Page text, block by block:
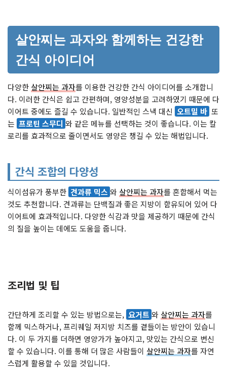
살안찌는 과자와 함께하는 건강한
간식 아이디어
다양한 살안찌는 과자를 이용한 건강한 간식 아이디어를 소개합니
다. 이러한 간식은 쉽고 간편하며, 영양성분을 고려하였기 때문에 다
이어트 중에도 즐길 수 있습니다. 일반적인 스낵 대신 오트밀 바 또
는 프로틴 스무디 와 같은 메뉴를 선택하는 것이 좋습니다. 이는 칼
로리를 효과적으로 줄이면서도 영양은 챙길 수 있는 해법입니다.
간식 조합의 다양성
식이섬유가 풍부한 견과류 믹스 와 살안찌는 과자를 혼합해서 먹는
것도 추천합니다. 견과류는 단백질과 좋은 지방이 함유되어 있어 다
이어트에 효과적입니다. 다양한 식감과 맛을 제공하기 때문에 간식
의 질을 높이는 데에도 도움을 줍니다.
조리법 및 팁
간단하게 조리할 수 있는 방법으로는, 요거트 와 살안찌는 과자를
함께 믹스하거나, 프리퀘일 저지방 치즈를 곁들이는 방안이 있습니
다. 이 두 가지를 더하면 영양가가 높아지고, 맛있는 간식으로 변신
할 수 있습니다. 이를 통해 더 많은 사람들이 살안찌는 과자를 자연
스럽게 활용할 수 있을 것입니다.